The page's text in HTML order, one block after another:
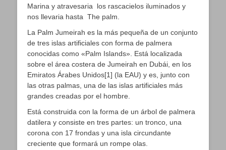
Marina y atravesaria los rascacielos iluminados y
nos llevaria hasta The palm.
La Palm Jumeirah es la más pequeña de un conjunto
de tres islas artificiales con forma de palmera
conocidas como «Palm Islands». Está localizada
sobre el área costera de Jumeirah en Dubái, en los
Emiratos Árabes Unidos[1] (la EAU) y es, junto con
las otras palmas, una de las islas artificiales más
grandes creadas por el hombre.
Está construida con la forma de un árbol de palmera
datilera y consiste en tres partes: un tronco, una
corona con 17 frondas y una isla circundante
creciente que formará un rompe olas.